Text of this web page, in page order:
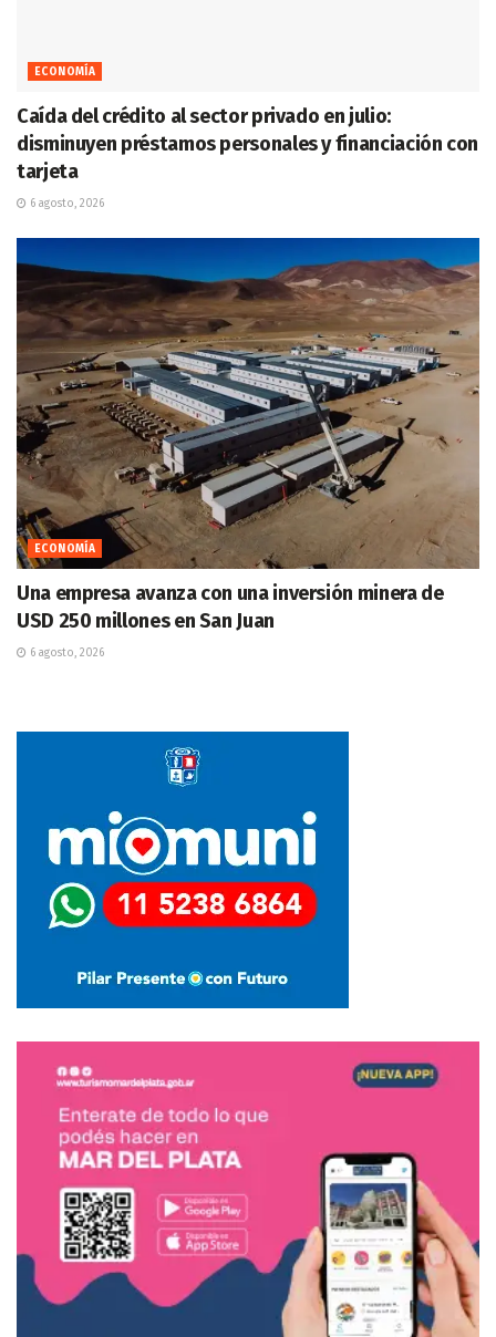
ECONOMÍA
Caída del crédito al sector privado en julio:
disminuyen préstamos personales y financiación con
tarjeta
6 agosto, 2026
ECONOMÍA
Una empresa avanza con una inversión minera de
USD 250 millones en San Juan
6 agosto, 2026